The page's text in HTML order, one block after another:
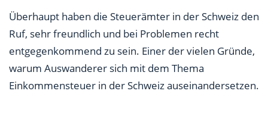
Überhaupt haben die Steuerämter in der Schweiz den
Ruf, sehr freundlich und bei Problemen recht
entgegenkommend zu sein. Einer der vielen Gründe,
warum Auswanderer sich mit dem Thema
Einkommensteuer in der Schweiz auseinandersetzen.